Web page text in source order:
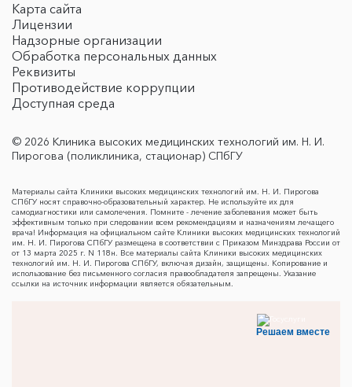
Карта сайта
Лицензии
Надзорные организации
Обработка персональных данных
Реквизиты
Противодействие коррупции
Доступная среда
© 2026 Клиника высоких медицинских технологий им. Н. И.
Пирогова (поликлиника, стационар) СПбГУ
Материалы сайта Клиники высоких медицинских технологий им. Н. И. Пирогова
СПбГУ носят справочно-образовательный характер. Не используйте их для
самодиагностики или самолечения. Помните - лечение заболевания может быть
эффективным только при следовании всем рекомендациям и назначениям лечащего
врача! Информация на официальном сайте Клиники высоких медицинских технологий
им. Н. И. Пирогова СПбГУ размещена в соответствии с Приказом Минздрава России от
от 13 марта 2025 г. N 118н. Все материалы сайта Клиники высоких медицинских
технологий им. Н. И. Пирогова СПбГУ, включая дизайн, защищены. Копирование и
использование без письменного согласия правообладателя запрещены. Указание
ссылки на источник информации является обязательным.
Решаем вместе